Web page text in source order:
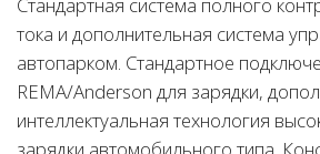
Стандартная система полного
тока и дополнительная система
автопарком. Стандартное
REMA/Anderson для зарядки,
интеллектуальная технология